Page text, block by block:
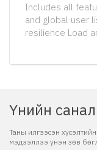
Includes all
and global user
resilience Load
Үнийн санал
Таны илгээсэн
мэдээллээ үнэн зөв